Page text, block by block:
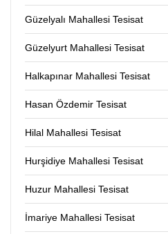
Güzelyalı Mahallesi Tesisat
Güzelyurt Mahallesi Tesisat
Halkapınar Mahallesi Tesisat
Hasan Özdemir Tesisat
Hilal Mahallesi Tesisat
Hurşidiye Mahallesi Tesisat
Huzur Mahallesi Tesisat
İmariye Mahallesi Tesisat